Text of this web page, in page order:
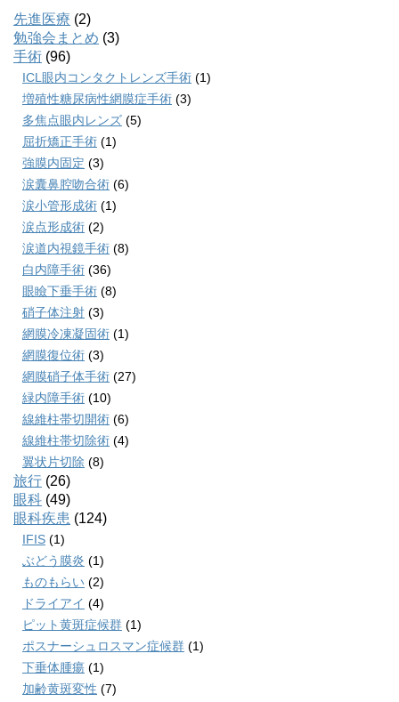
先進医療 (2)
勉強会まとめ (3)
手術 (96)
ICL眼内コンタクトレンズ手術 (1)
増殖性糖尿病性網膜症手術 (3)
多焦点眼内レンズ (5)
屈折矯正手術 (1)
強膜内固定 (3)
涙囊鼻腔吻合術 (6)
涙小管形成術 (1)
涙点形成術 (2)
涙道内視鏡手術 (8)
白内障手術 (36)
眼瞼下垂手術 (8)
硝子体注射 (3)
網膜冷凍凝固術 (1)
網膜復位術 (3)
網膜硝子体手術 (27)
緑内障手術 (10)
線維柱帯切開術 (6)
線維柱帯切除術 (4)
翼状片切除 (8)
旅行 (26)
眼科 (49)
眼科疾患 (124)
IFIS (1)
ぶどう膜炎 (1)
ものもらい (2)
ドライアイ (4)
ピット黄斑症候群 (1)
ポスナーシュロスマン症候群 (1)
下垂体腫瘍 (1)
加齢黄斑変性 (7)